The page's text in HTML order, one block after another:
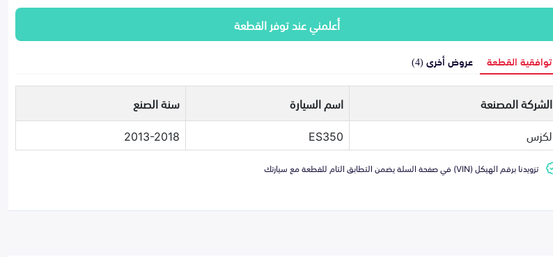
أعلمني عند توفر القطعة
توافقية القطعة عروض أخرى (4)
الشركة المصنعة اسم السيارة
سنة الصنع
لكزس
ES350
2013-2018
تزويدنا برقم الهيكل (VIN) في صفحة السلة يضمن التطابق التام للقطعة مع سيارتك